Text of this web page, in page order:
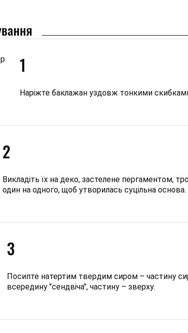
1
Наріжте баклажан уздовж тонкими
2
Викладіть їх на деко, застелене пергаментом,
один на одного, щоб утворилась суцільна основа.
3
Посипте натертим твердим сиром – частину
всередину "сендвіча", частину – зверху.